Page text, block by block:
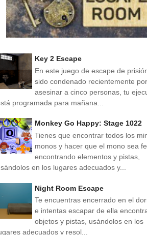
Key 2 Escape
En este juego de escape de
sido condenado recientemente por
asesinar a cinco personas, tu
programada para mañana...
Monkey Go Happy: Stage 1022
Tienes que encontrar todos los
monos y hacer que el mono sea
encontrando elementos y pistas,
en los lugares adecuados y...
Night Room Escape
Te encuentras encerrado en el
e intentas escapar de ella
objetos y pistas, usándolos en los
adecuados y resol...